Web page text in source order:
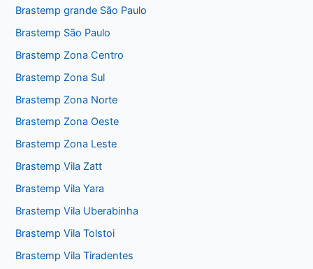
Brastemp grande São Paulo
Brastemp São Paulo
Brastemp Zona Centro
Brastemp Zona Sul
Brastemp Zona Norte
Brastemp Zona Oeste
Brastemp Zona Leste
Brastemp Vila Zatt
Brastemp Vila Yara
Brastemp Vila Uberabinha
Brastemp Vila Tolstoi
Brastemp Vila Tiradentes